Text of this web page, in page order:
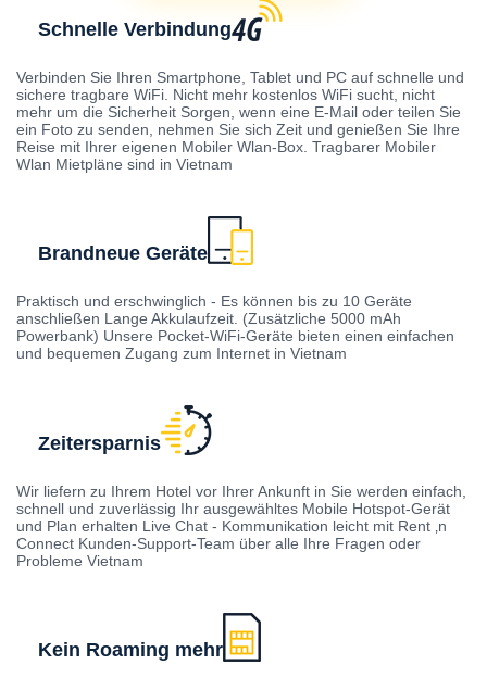
Schnelle Verbindung
Verbinden Sie Ihren Smartphone, Tablet und PC auf schnelle und
sichere tragbare WiFi. Nicht mehr kostenlos WiFi sucht, nicht
mehr um die Sicherheit Sorgen, wenn eine E-Mail oder teilen Sie
ein Foto zu senden, nehmen Sie sich Zeit und genießen Sie Ihre
Reise mit Ihrer eigenen Mobiler Wlan-Box. Tragbarer Mobiler
Wlan Mietpläne sind in Vietnam
Brandneue Geräte
Praktisch und erschwinglich - Es können bis zu 10 Geräte
anschließen Lange Akkulaufzeit. (Zusätzliche 5000 mAh
Powerbank) Unsere Pocket-WiFi-Geräte bieten einen einfachen
und bequemen Zugang zum Internet in Vietnam
Zeitersparnis
Wir liefern zu Ihrem Hotel vor Ihrer Ankunft in Sie werden einfach,
schnell und zuverlässig Ihr ausgewähltes Mobile Hotspot-Gerät
und Plan erhalten Live Chat - Kommunikation leicht mit Rent ‚n
Connect Kunden-Support-Team über alle Ihre Fragen oder
Probleme Vietnam
Kein Roaming mehr